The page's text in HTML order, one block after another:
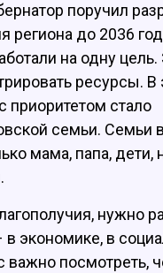
поручил
региона до 2036
на одну цель.
ресурсы. В
приоритетом стало
семьи. Семьи
мама, папа, дети,
нужно
в экономике, в
важно посмотреть,